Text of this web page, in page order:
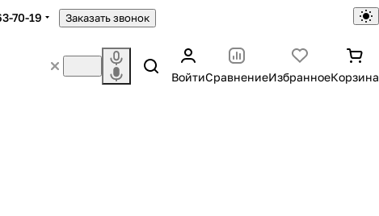
70-19 Заказать звонок
ВойтиСравнениеИзбранноеКорзина